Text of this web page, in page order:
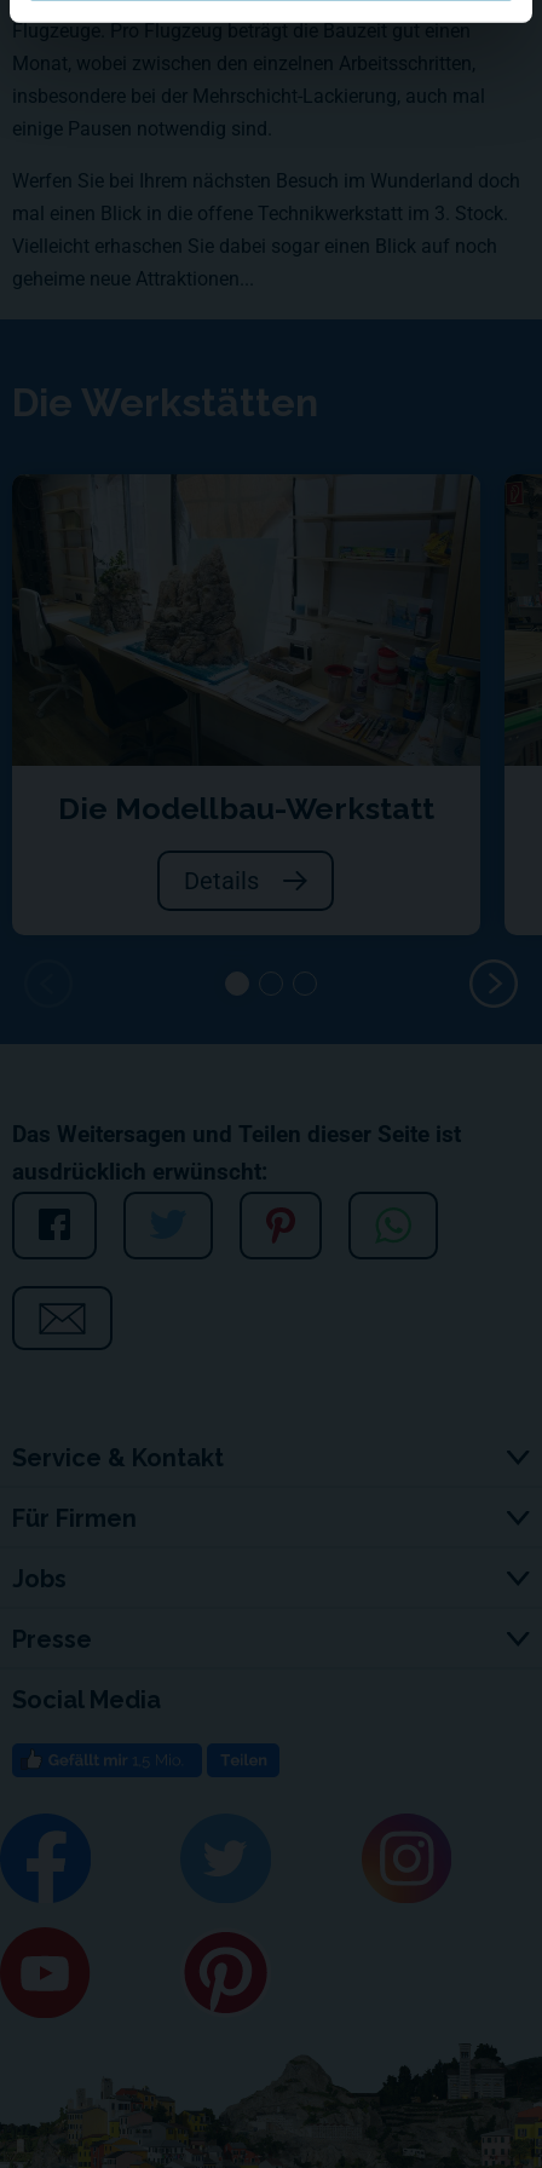
Flugzeuge. Pro Flugzeug beträgt die Bauzeit gut einen
Monat, wobei zwischen den einzelnen Arbeitsschritten,
insbesondere bei der Mehrschicht-Lackierung, auch mal
einige Pausen notwendig sind.
Werfen Sie bei Ihrem nächsten Besuch im Wunderland doch
mal einen Blick in die offene Technikwerkstatt im 3. Stock.
Vielleicht erhaschen Sie dabei sogar einen Blick auf noch
geheime neue Attraktionen...
Die Werkstätten
Die Modellbau-Werkstatt
Details
Das Weitersagen und Teilen dieser Seite ist
ausdrücklich erwünscht:
Service & Kontakt
Für Firmen
Jobs
Presse
Social Media